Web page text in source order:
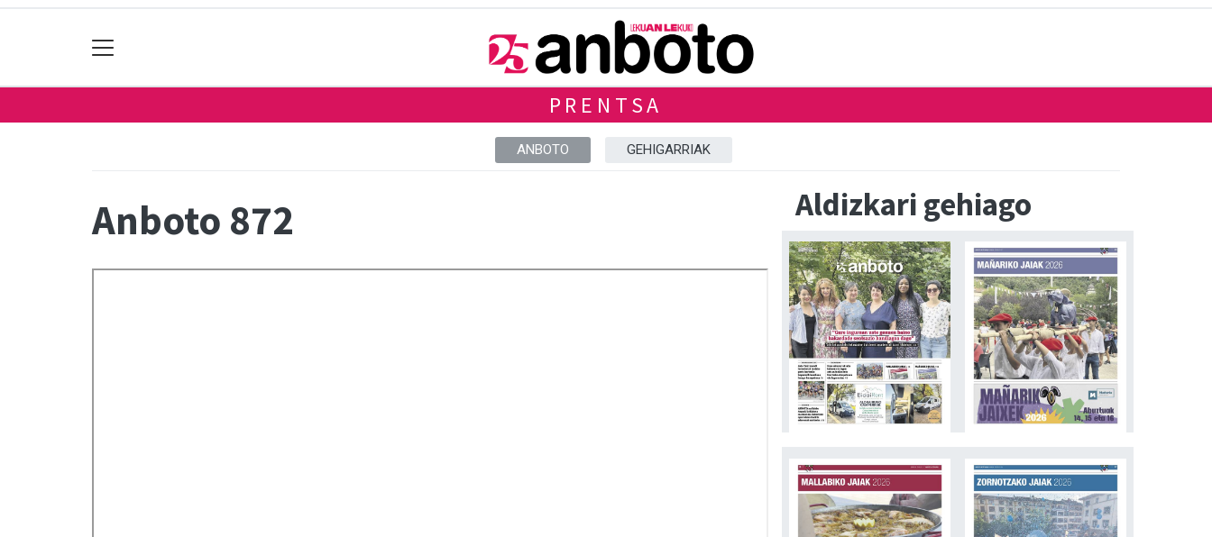
PRENTSA
ANBOTO GEHIGARRIAK
Anboto 872 Aldizkari gehiago